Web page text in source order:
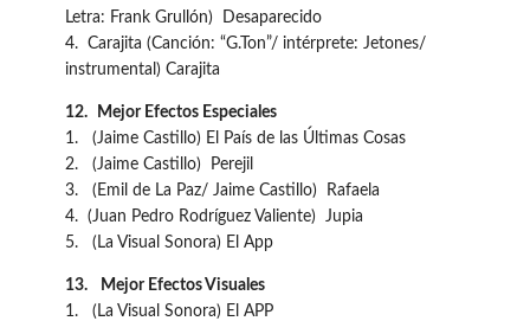
Letra: Frank Grullón) Desaparecido
4. Carajita (Canción: “G.Ton”/ intérprete: Jetones/
instrumental) Carajita
12.
Mejor Efectos Especiales
1. (Jaime Castillo) El País de las Últimas Cosas
2. (Jaime Castillo) Perejil
3. (Emil de La Paz/ Jaime Castillo) Rafaela
4. (Juan Pedro Rodríguez Valiente) Jupia
5. (La Visual Sonora) El App
13.
Mejor Efectos Visuales
1. (La Visual Sonora) El APP